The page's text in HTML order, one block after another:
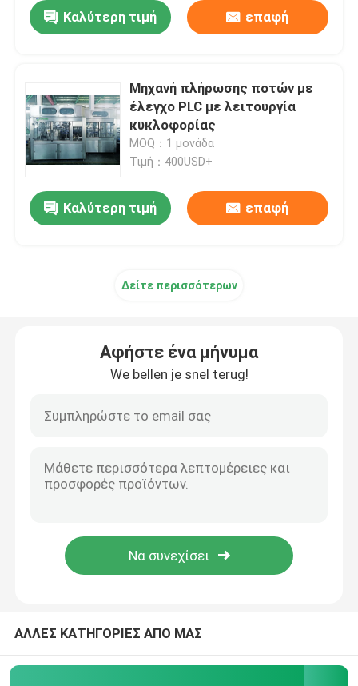
Προϊόντα
Καλύτερη τιμή επαφή
Μηχανή πλήρωσης ποτών με
έλεγχο PLC με λειτουργία
κυκλοφορίας
MOQ：1 μονάδα
Τιμή：400USD+
Καλύτερη τιμή επαφή
Δείτε περισσότερων
Αφήστε ένα μήνυμα
We bellen je snel terug!
ΑΛΛΕΣ ΚΑΤΗΓΟΡΙΕΣ ΑΠΟ ΜΑΣ